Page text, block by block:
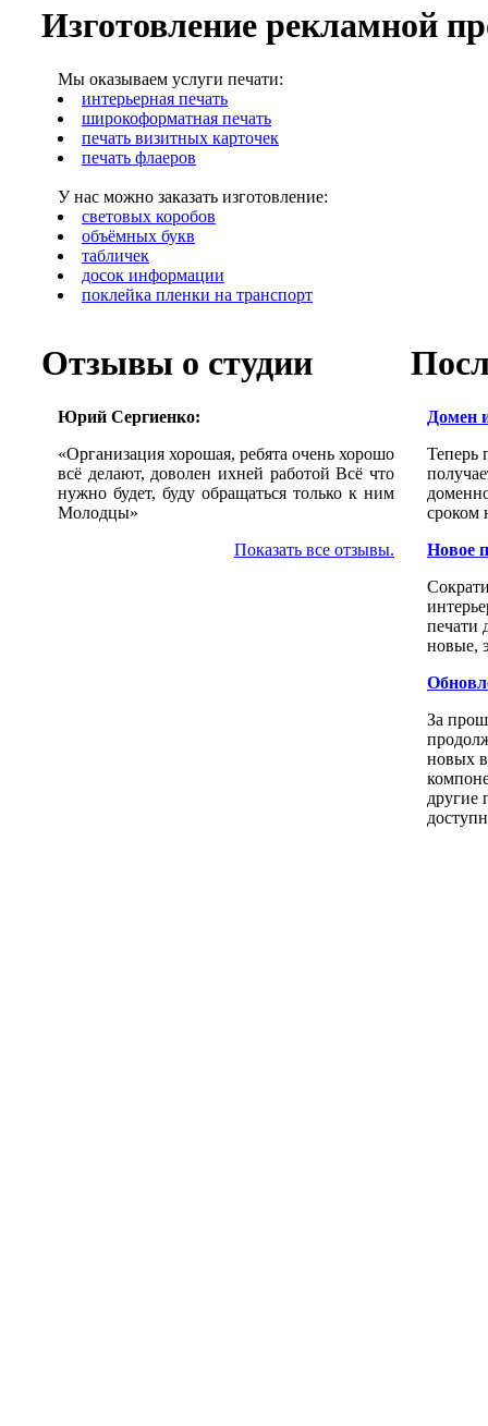
Изготовление рекламной
Мы оказываем услуги печати:
интерьерная печать
широкоформатная печать
печать визитных карточек
печать флаеров
У нас можно заказать изготовление:
световых коробов
объёмных букв
табличек
досок информации
поклейка пленки на транспорт
Отзывы о студии
Юрий Сергиенко:
«Организация хорошая, ребята очень хорошо
всё делают, доволен ихней работой Всё что
нужно будет, буду обращаться только к ним
Молодцы»
Показать все отзывы.
Домен
Теперь
сроком
Новое
печати
новые,
За
новых
другие